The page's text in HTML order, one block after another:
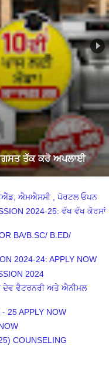
24 ਅਗਸਤ ਤੱਕ ਕਰੋ ਅਪਲਾਈ
ਐਮਐਸਸੀ , ਪੋਰਟਲ ਓਪਨ
2024-25: ਵੱਖ ਵੱਖ ਕੋਰਸਾਂ
BA/B.SC/ B.ED/
2024-24: APPLY NOW
2024
ਦੇਵ ਵੈਟਰਨਰੀ ਅਤੇ ਐਨੀਮਲ
25 APPLY NOW
COUNSELING